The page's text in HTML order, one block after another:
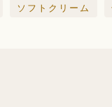
ソフトクリーム